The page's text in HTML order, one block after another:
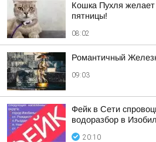
Кошка Пухля желает
пятницы!
08:02
Романтичный
09:03
Фейк в Сети
водоразбор в
20:10